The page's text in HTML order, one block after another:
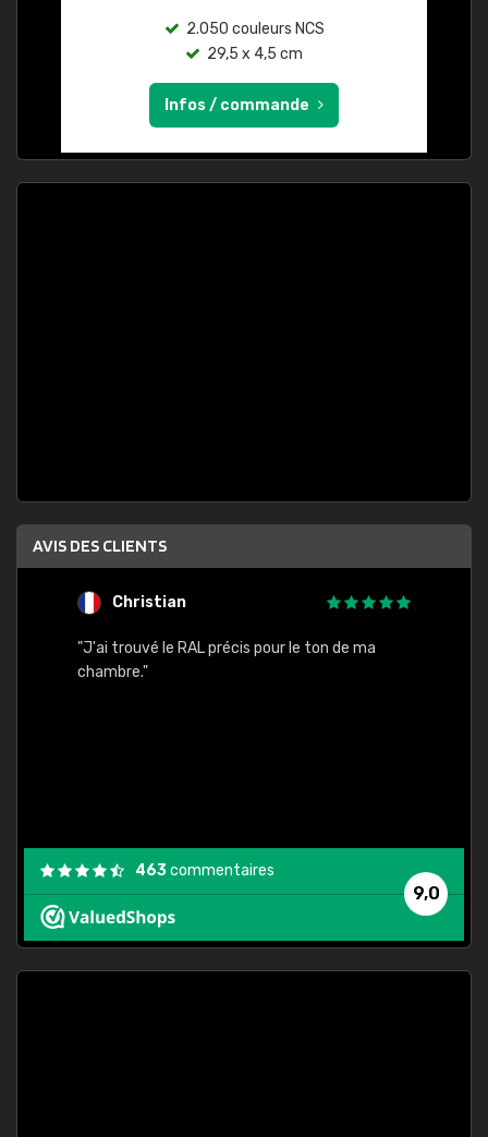
2.050 couleurs NCS
29,5 x 4,5 cm
Infos / commande
AVIS DES CLIENTS
Christian
"J'ai trouvé le RAL précis pour le ton de ma
chambre."
9,0
463commentaires